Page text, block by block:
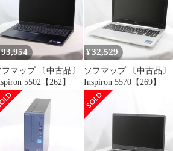
93,954
フマップ 〔中古品〕
5502【262】
¥32,529
ソフマップ 〔中古品〕
Inspiron 5570【269】